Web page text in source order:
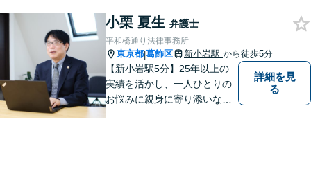
小栗 夏生 弁護士
平和橋通り法律事務所
東京都|葛飾区 新小岩駅 から徒歩5分
【新小岩駅5分】25年以上の
実績を活かし、一人ひとりの
お悩みに親身に寄り添いなが
詳細を見
る